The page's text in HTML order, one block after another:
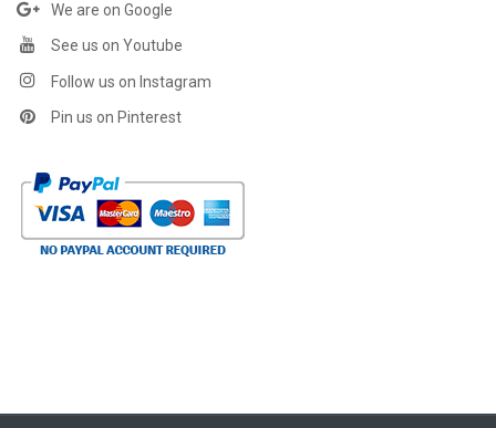
We are on Google
See us on Youtube
Follow us on Instagram
Pin us on Pinterest